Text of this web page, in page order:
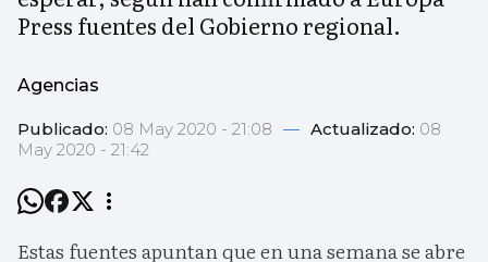
Press fuentes del Gobierno regional.
Agencias
Publicado: 08 May 2020 - 21:08 — Actualizado: 08
May 2020 - 21:42
Estas fuentes apuntan que en una semana se abre